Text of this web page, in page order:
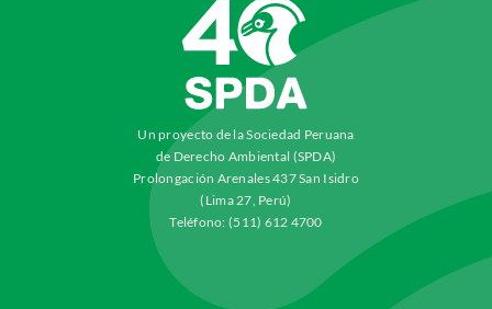
Un proyecto de la Sociedad Peruana
de Derecho Ambiental (SPDA)
Prolongación Arenales 437 San Isidro
(Lima 27, Perú)
Teléfono: (511) 612 4700